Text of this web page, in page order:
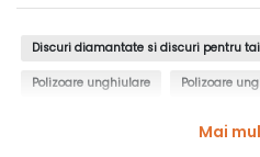
Discuri diamantate si discuri pentru
Polizoare unghiulare Polizoare
Mai